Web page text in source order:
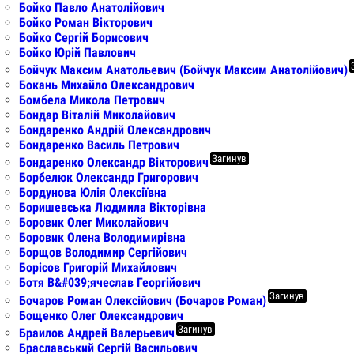
Бойко Павло Анатолійович
Бойко Роман Вікторович
Бойко Сергій Борисович
Бойко Юрій Павлович
Бойчук Максим Анатольевич (Бойчук Максим Анатолійович)
Бокань Михайло Олександрович
Бомбела Микола Петрович
Бондар Віталій Миколайович
Бондаренко Андрій Олександрович
Бондаренко Василь Петрович
Бондаренко Олександр Вікторович Загинув
Борбелюк Олександр Григорович
Бордунова Юлія Олексіївна
Боришевська Людмила Вікторівна
Боровик Олег Миколайович
Боровик Олена Володимирівна
Борщов Володимир Сергійович
Борісов Григорій Михайлович
Ботя В&#039;ячеслав Георгійович
Бочаров Роман Олексійович (Бочаров Роман) Загинув
Бощенко Олег Олександрович
Браилов Андрей Валерьевич Загинув
Браславський Сергій Васильович